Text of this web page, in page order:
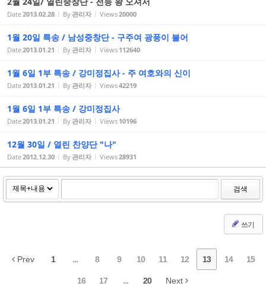
Date2013.02.28 By 관리자 Views20000
1월 20일 특송 / 남성중창단 - 구주여 광풍이 불어
Date2013.01.21 By 관리자 Views 112640
1월 6일 1부 특송 / 강미정집사 - 주 여호와의 신이
Date2013.01.21 By 관리자 Views42219
1월 6일 1부 특송 / 강미정집사
Date2013.01.21 By 관리자 Views 10196
12월 30일 / 열린 찬양단 "나"
Date2012.12.30 By 관리자 Views28931
검색
쓰기
Prev 1 ... 8 9 10 11 12 13 14 15
16 17 ... 20 Next